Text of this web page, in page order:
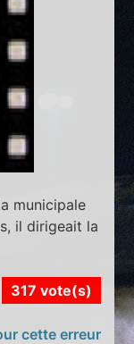
municipale
il dirigeait la
317 vote(s)
cette erreur